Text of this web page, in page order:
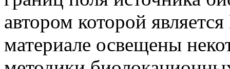
автором которой
материале освещены